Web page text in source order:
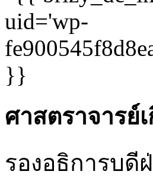
ศาสตราจาร
รองอธิการบ